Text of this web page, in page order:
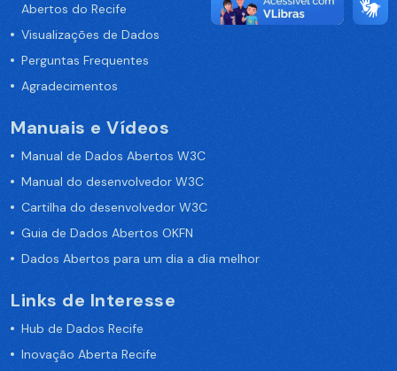
Abertos do Recife
Visualizações de Dados
Perguntas Frequentes
Agradecimentos
Manuais e Vídeos
Manual de Dados Abertos W3C
Manual do desenvolvedor W3C
Cartilha do desenvolvedor W3C
Guia de Dados Abertos OKFN
Dados Abertos para um dia a dia melhor
Links de Interesse
Hub de Dados Recife
Inovação Aberta Recife